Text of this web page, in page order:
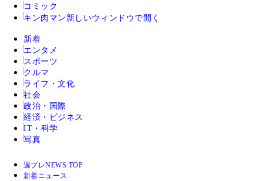
コミック
キン肉マン 新しいウィンドウで開く
新着
エンタメ
スポーツ
クルマ
ライフ・文化
社会
政治・国際
経済・ビジネス
IT・科学
写真
週プレNEWS TOP
新着ニュース